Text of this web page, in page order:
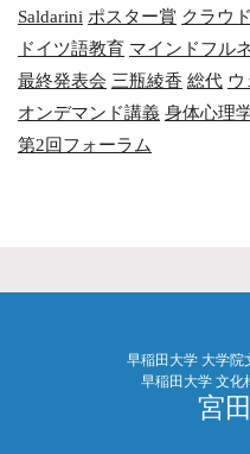
Saldarini ポスター賞 クラウ
ドイツ語教育 マインドフル
最終発表会 三瓶綾香 総代 ウ
オンデマンド講義 身体心理
第2回フォーラム
早稲田大学 大学院
早稲田大学 文化
宮